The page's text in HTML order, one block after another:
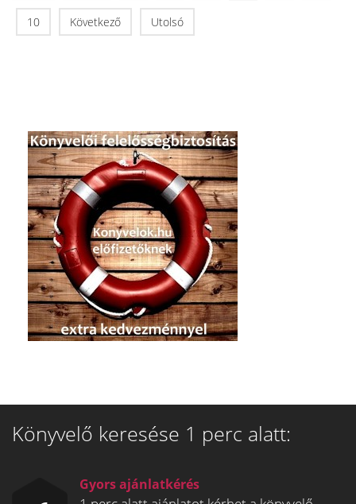
10 Következő Utolsó
Könyvelő keresése 1 perc alatt:
Gyors ajánlatkérés